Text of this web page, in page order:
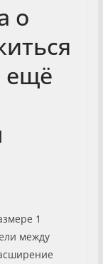
о
ещё
1
между